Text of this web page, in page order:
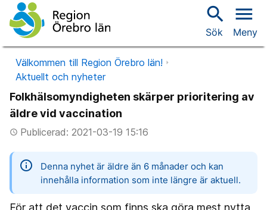
search
Sök
menu
Meny
Välkommen till Region Örebro län!
Aktuellt och nyheter
Folkhälsomyndigheten skärper prioritering av
äldre vid vaccination
access_timePublicerad: 2021-03-19 15:16
information
Denna nyhet är äldre än 6 månader och kan
innehålla information som inte längre är aktuell.